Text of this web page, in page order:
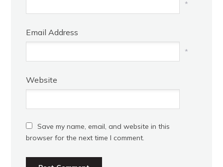
*
Email Address
*
Website
Save my name, email, and website in this
browser for the next time I comment.